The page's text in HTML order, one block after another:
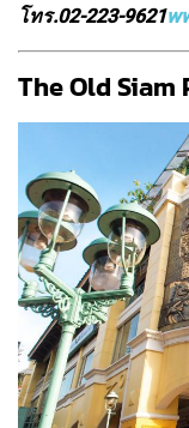
โทร.02-223-9621
The Old Siam